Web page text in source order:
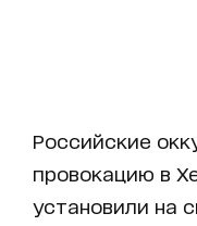
Российские
провокацию в
установили на